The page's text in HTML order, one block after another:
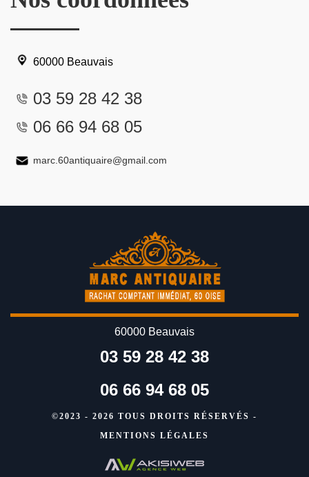
60000 Beauvais
03 59 28 42 38
06 66 94 68 05
marc.60antiquaire@gmail.com
60000 Beauvais
03 59 28 42 38
06 66 94 68 05
©2023 - 2026 TOUS DROITS RÉSERVÉS -
MENTIONS LÉGALES